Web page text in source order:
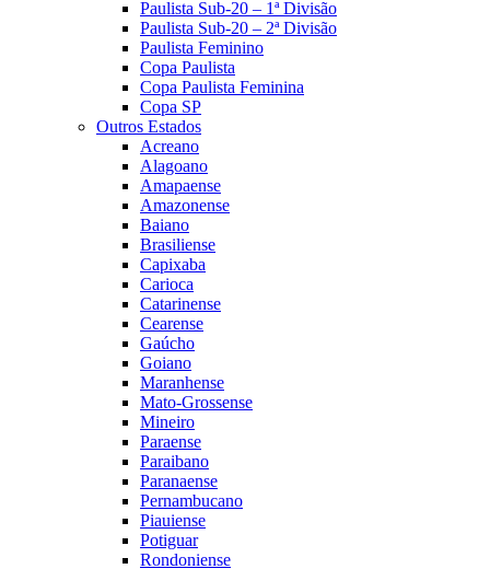
Paulista Sub-20 – 1ª Divisão
Paulista Sub-20 – 2ª Divisão
Paulista Feminino
Copa Paulista
Copa Paulista Feminina
Copa SP
Outros Estados
Acreano
Alagoano
Amapaense
Amazonense
Baiano
Brasiliense
Capixaba
Carioca
Catarinense
Cearense
Gaúcho
Goiano
Maranhense
Mato-Grossense
Mineiro
Paraense
Paraibano
Paranaense
Pernambucano
Piauiense
Potiguar
Rondoniense